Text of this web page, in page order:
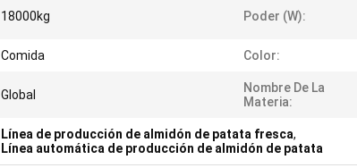
18000kg Poder (W):
Comida Color:
Global
Nombre De La
Materia:
Línea de producción de almidón de patata fresca,
Línea automática de producción de almidón de patata